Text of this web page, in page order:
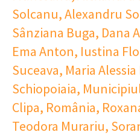
Solcanu,Alexandru
Sânziana Buga, Dana
Ema Anton, Iustina
Suceava, Maria
Schiopoiaia,
Clipa, România,
Teodora Murariu,